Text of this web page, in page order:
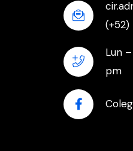
(+52)
Lun
pm